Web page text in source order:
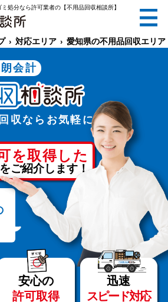
処分なら許可業者の【不用品回収相談所】
見積り（受付 8:30-17:30）
ご相談は24時間受付中
収相談所TOP
いて
対応エリア 愛知県の不用品回収エリア
会計
収ならお気軽に
を取得した
ご紹介します！
安心の
許可取得
迅速
スピード対応